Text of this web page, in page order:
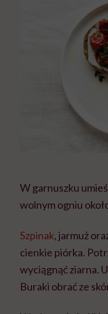
W garnuszku
wolnym ogniu
Szpinak, jarmuż
cienkie piórka.
wyciągnąć ziarna.
Buraki obrać ze